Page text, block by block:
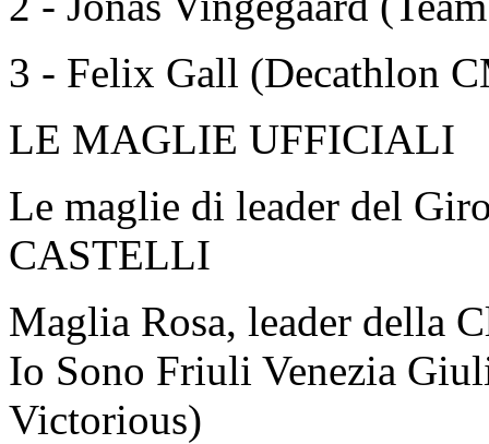
3 - Felix Gall (Decathlon
LE MAGLIE UFFICIALI
Le maglie di leader del
CASTELLI
Maglia Rosa, leader della
Io Sono Friuli Venezia
Victorious)